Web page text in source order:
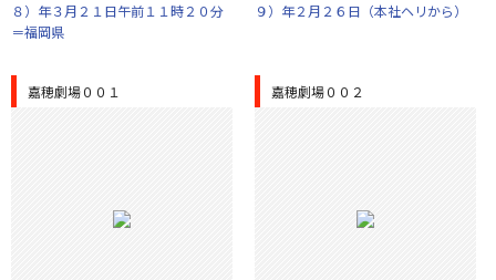
８）年３月２１日午前１１時２０分
＝福岡県
９）年２月２６日（本社ヘリから）
嘉穂劇場００１ 嘉穂劇場００２